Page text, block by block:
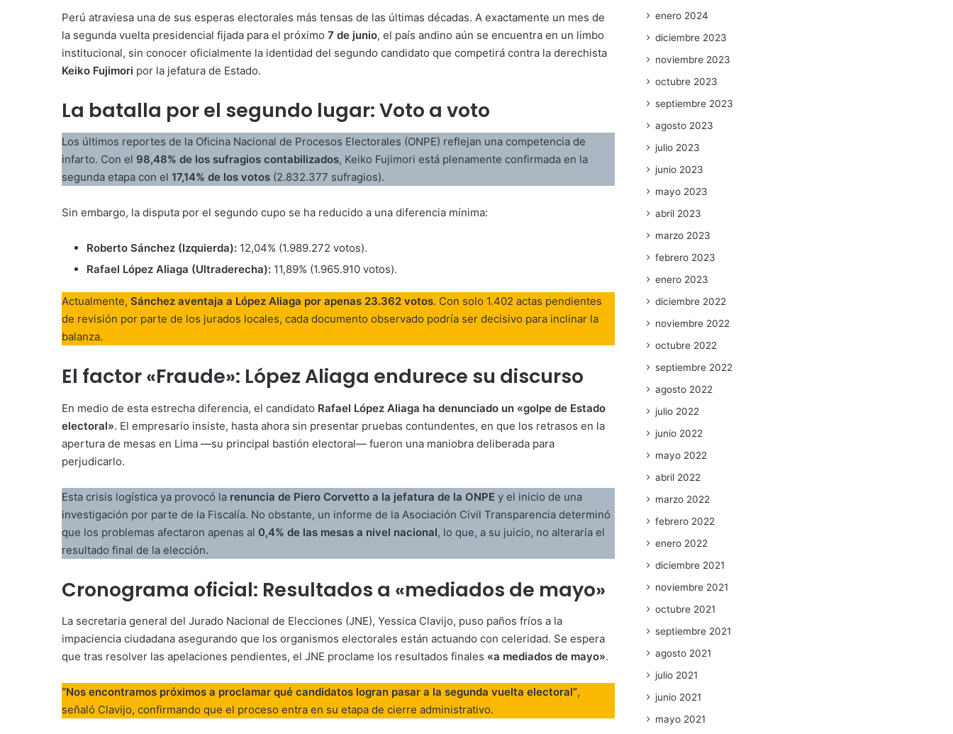
Perú atraviesa una de sus esperas electorales más tensas de las últimas décadas. A exactamente un mes de
la segunda vuelta presidencial fijada para el próximo 7 de junio, el país andino aún se encuentra en un limbo
institucional, sin conocer oficialmente la identidad del segundo candidato que competirá contra la derechista
Keiko Fujimori por la jefatura de Estado.
La batalla por el segundo lugar: Voto a voto
Los últimos reportes de la Oficina Nacional de Procesos Electorales (ONPE) reflejan una competencia de
infarto. Con el 98,48% de los sufragios contabilizados, Keiko Fujimori está plenamente confirmada en la
segunda etapa con el 17,14% de los votos (2.832.377 sufragios).
Sin embargo, la disputa por el segundo cupo se ha reducido a una diferencia mínima:
Roberto Sánchez (Izquierda): 12,04% (1.989.272 votos).
Rafael López Aliaga (Ultraderecha): 11,89% (1.965.910 votos).
Actualmente, Sánchez aventaja a López Aliaga por apenas 23.362 votos. Con solo 1.402 actas pendientes
de revisión por parte de los jurados locales, cada documento observado podría ser decisivo para inclinar la
balanza.
El factor «Fraude»: López Aliaga endurece su discurso
En medio de esta estrecha diferencia, el candidato Rafael López Aliaga ha denunciado un «golpe de Estado
electoral». El empresario insiste, hasta ahora sin presentar pruebas contundentes, en que los retrasos en la
apertura de mesas en Lima —su principal bastión electoral— fueron una maniobra deliberada para
perjudicarlo.
Esta crisis logística ya provocó la renuncia de Piero Corvetto a la jefatura de la ONPE y el inicio de una
investigación por parte de la Fiscalía. No obstante, un informe de la Asociación Civil Transparencia determinó
que los problemas afectaron apenas al 0,4% de las mesas a nivel nacional, lo que, a su juicio, no alteraría el
resultado final de la elección.
Cronograma oficial: Resultados a «mediados de mayo»
La secretaria general del Jurado Nacional de Elecciones (JNE), Yessica Clavijo, puso paños fríos a la
impaciencia ciudadana asegurando que los organismos electorales están actuando con celeridad. Se espera
que tras resolver las apelaciones pendientes, el JNE proclame los resultados finales «a mediados de mayo».
“Nos encontramos próximos a proclamar qué candidatos logran pasar a la segunda vuelta electoral”,
señaló Clavijo, confirmando que el proceso entra en su etapa de cierre administrativo.
enero 2024
diciembre 2023
noviembre 2023
octubre 2023
septiembre 2023
agosto 2023
julio 2023
junio 2023
mayo 2023
abril 2023
marzo 2023
febrero 2023
enero 2023
diciembre 2022
noviembre 2022
octubre 2022
septiembre 2022
agosto 2022
julio 2022
junio 2022
mayo 2022
abril 2022
marzo 2022
febrero 2022
enero 2022
diciembre 2021
noviembre 2021
octubre 2021
septiembre 2021
agosto 2021
julio 2021
junio 2021
mayo 2021